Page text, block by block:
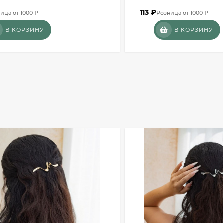
от 1000 ₽
В КОРЗИНУ
113 ₽Розница от 1000 ₽
В КОРЗИНУ